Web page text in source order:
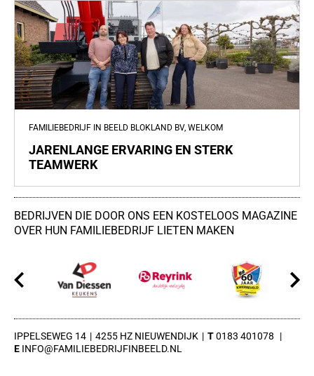
FAMILIEBEDRIJF IN BEELD BLOKLAND BV, WELKOM
JARENLANGE ERVARING EN STERK
TEAMWERK
BEDRIJVEN DIE DOOR ONS EEN KOSTELOOS MAGAZINE
OVER HUN FAMILIEBEDRIJF LIETEN MAKEN
IPPELSEWEG 14 4255 HZ NIEUWENDIJK
0183 401078
INFO@FAMILIEBEDRIJFINBEELD.NL